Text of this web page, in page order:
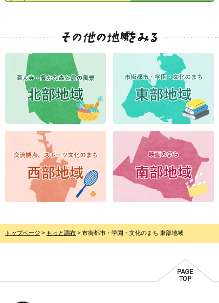
トップページ > もっと調布 > 市街都市・学園・文化のまち 東部地域